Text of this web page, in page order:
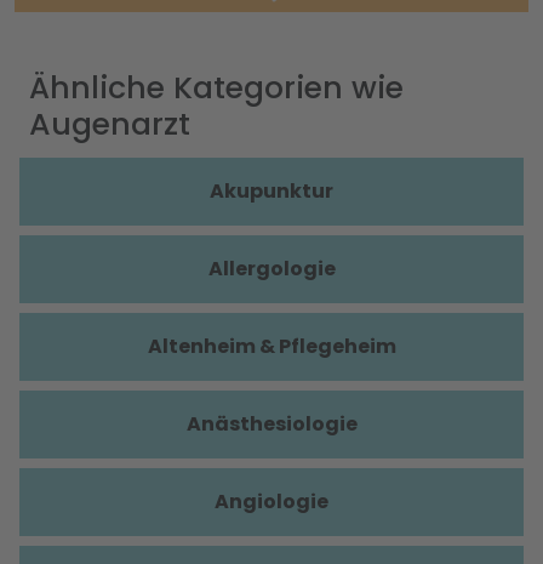
Ähnliche Kategorien wie
Augenarzt
Akupunktur
Allergologie
Altenheim & Pflegeheim
Anästhesiologie
Angiologie